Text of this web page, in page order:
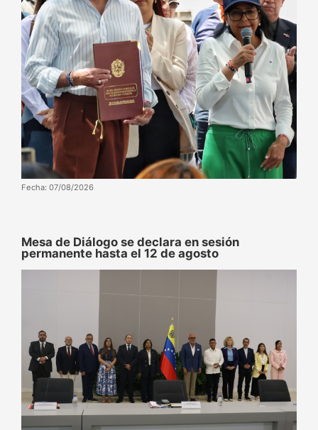
Fecha: 07/08/2026
Mesa de Diálogo se declara en sesión
permanente hasta el 12 de agosto